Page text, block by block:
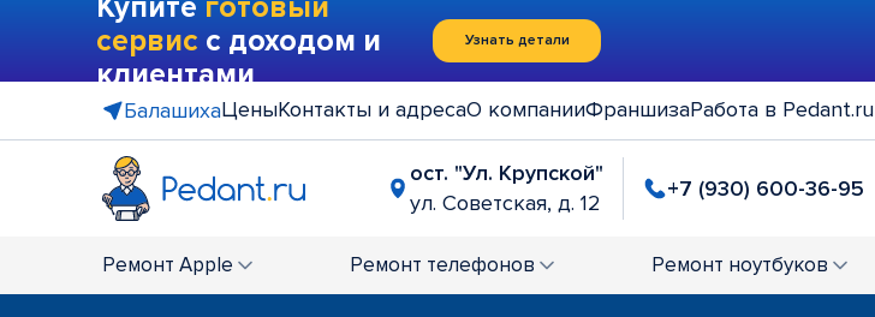
Купите готовый
сервис с доходом и
клиентами
Узнать детали
БалашихаЦеныКонтакты и адресаО компанииФраншизаРабота в Pedant.ru
ост. "Ул. Крупской"
ул. Советская, д. 12
+7 (930) 600-36-95
Ремонт Apple Ремонт телефонов Ремонт ноутбуков